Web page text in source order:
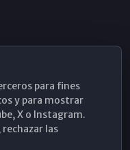
para fines
y para mostrar
X o Instagram.
las